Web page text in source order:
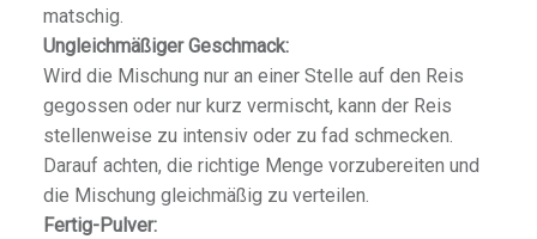
matschig.
Ungleichmäßiger Geschmack:
Wird die Mischung nur an einer Stelle auf den Reis
gegossen oder nur kurz vermischt, kann der Reis
stellenweise zu intensiv oder zu fad schmecken.
Darauf achten, die richtige Menge vorzubereiten und
die Mischung gleichmäßig zu verteilen.
Fertig-Pulver: